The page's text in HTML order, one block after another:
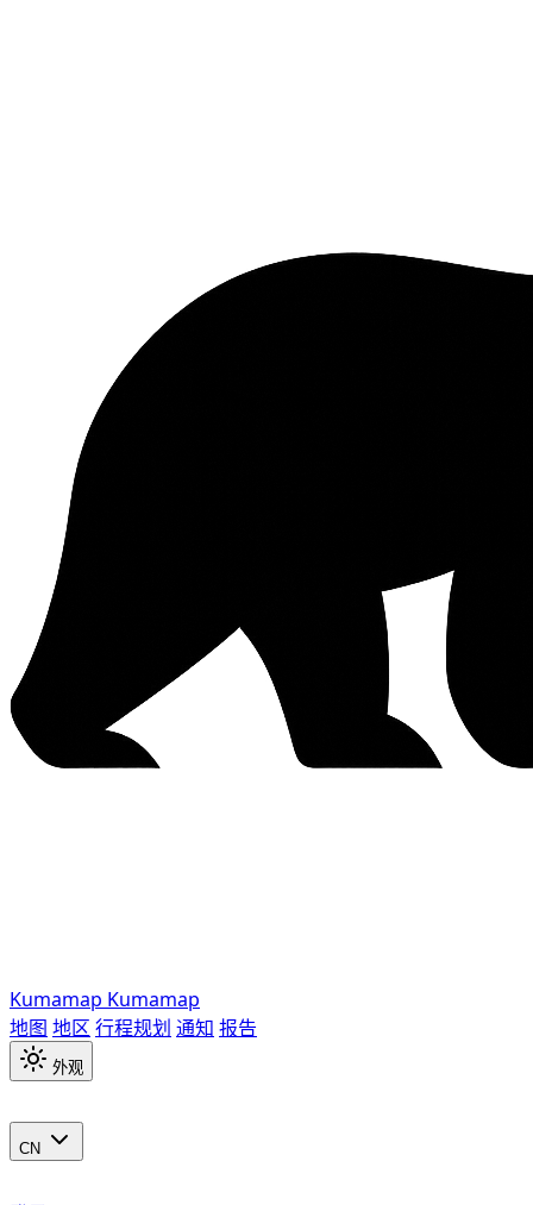
Kumamap Kumamap
地图 地区 行程规划 通知 报告
外观
CN